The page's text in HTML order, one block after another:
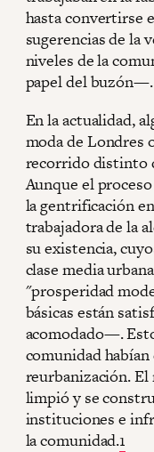
hasta convertirse
sugerencias de la
niveles de la
papel del buzón—.
En la actualidad,
moda de Londres
recorrido distinto
Aunque el
la gentrificación
trabajadora de la
su existencia,
clase media
"prosperidad
básicas están
acomodado—.
comunidad
reurbanización. El
limpió y se
instituciones e
la comunidad.1